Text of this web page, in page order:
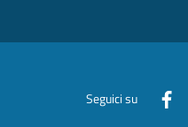
Seguici su